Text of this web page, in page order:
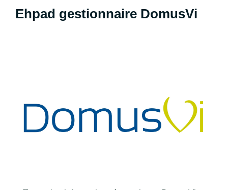
Ehpad gestionnaire DomusVi